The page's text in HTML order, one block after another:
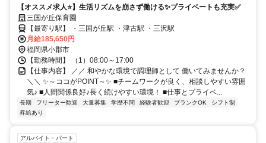
【オススメ求人⭐️】生活リズムを崩さず働ける✨プライベートも充実✅️
三国が丘保育園
【最寄り駅】 ・三国が丘駅 ・津古駅 ・三沢駅
月給185,650円
福岡県小郡市
【勤務時間】 （1）08:00～17:00
【仕事内容】 ／／ 和やかな環境で調理師として 働いてみませんか？
＼＼ ✨～ココがPOINT～✨ ■チームワークが良く、相談しやすい雰囲
気♪ ■人間関係良好♪長く続けやすい環境！ ■仕事とプライベ...
長期 フリーター歓迎 大量募集 学歴不問 経験者歓迎 ブランクOK
シフト制
昇給あり
アルバイト・パート